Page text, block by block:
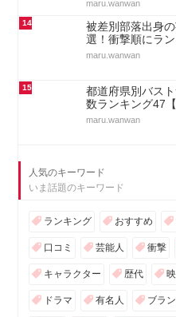
maru.wanwan
14
被差別部落出身
選！衝撃順にラン
maru.wanwan
15
都道府県別バス
数ランキング47【
maru.wanwan
人気のキーワード
いま話題のキーワード
ランキング おすすめ
口コミ 芸能人 衝撃
キャラクター 歴代
ドラマ 有名人 ブラ